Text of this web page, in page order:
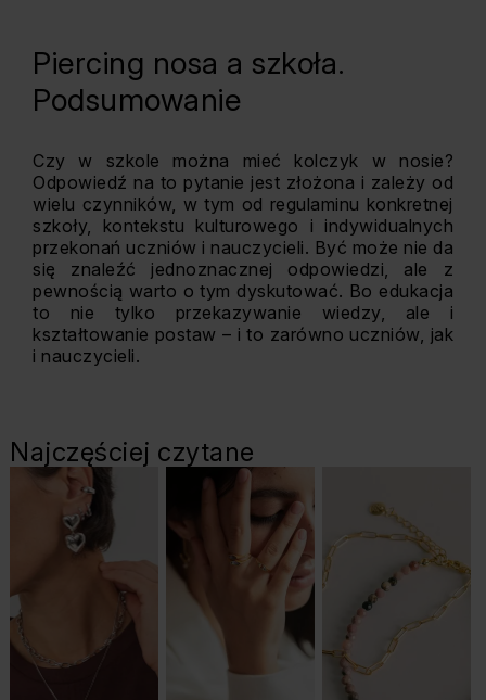
Piercing nosa a szkoła.
Podsumowanie
Czy w szkole można mieć kolczyk w nosie?
Odpowiedź na to pytanie jest złożona i zależy od
wielu czynników, w tym od regulaminu konkretnej
szkoły, kontekstu kulturowego i indywidualnych
przekonań uczniów i nauczycieli. Być może nie da
się znaleźć jednoznacznej odpowiedzi, ale z
pewnością warto o tym dyskutować. Bo edukacja
to nie tylko przekazywanie wiedzy, ale i
kształtowanie postaw – i to zarówno uczniów, jak
i nauczycieli.
Najczęściej czytane